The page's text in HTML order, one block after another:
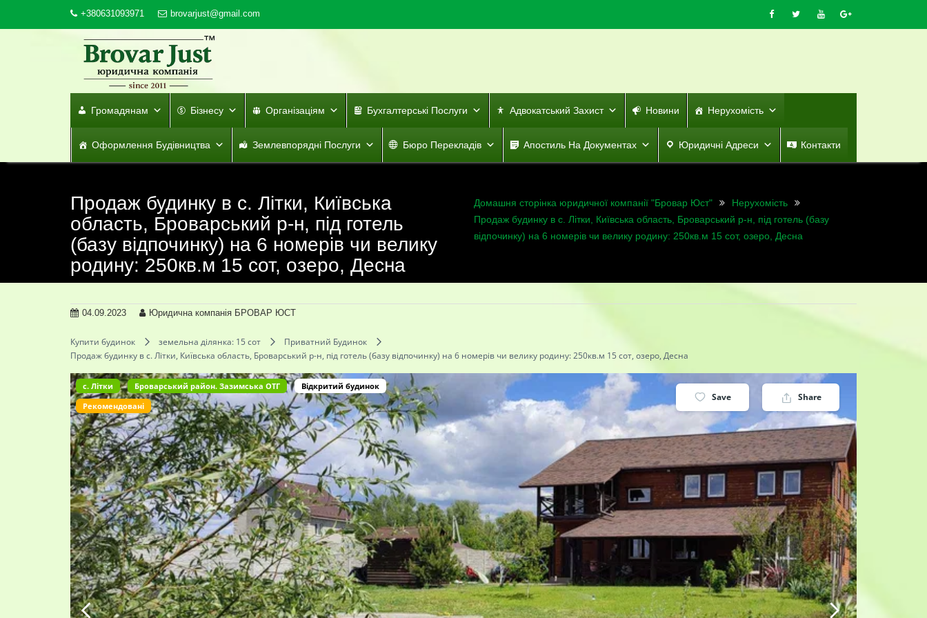
+380631093971 brovarjust@gmail.com
Громадянам Бізнесу Організаціям Бухгалтерські Послуги Адвокатський Захист Новини Нерухомість
Оформлення Будівництва Землевпорядні Послуги Бюро Перекладів Апостиль На Документах Юридичні Адреси Контакти
Продаж будинку в с. Літки, Київська
область, Броварський р-н, під готель
(базу відпочинку) на 6 номерів чи велику
родину: 250кв.м 15 сот, озеро, Десна
Домашня сторінка юридичної компанії "Бровар Юст"
Нерухомість
Продаж будинку в с. Літки, Київська область, Броварський р-н, під готель (базу
відпочинку) на 6 номерів чи велику родину: 250кв.м 15 сот, озеро, Десна
04.09.2023 Юридична компанія БРОВАР ЮСТ
Купити будинок земельна ділянка: 15 сот
Приватний Будинок
Продаж будинку в с. Літки, Київська область, Броварський р-н, під готель (базу відпочинку) на 6 номерів чи велику родину: 250кв.м 15 сот, озеро, Десна
c. Літки Броварський район. Зазимська ОТГ
Відкритий будинок
Рекомендовані
Save Share